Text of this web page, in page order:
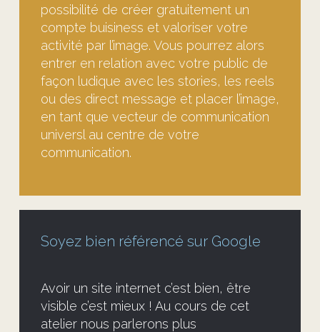
possibilité de créer gratuitement un
compte buisiness et valoriser votre
activité par l’image. Vous pourrez alors
entrer en relation avec votre public de
façon ludique avec les stories, les reels
ou des direct message et placer l’image,
en tant que vecteur de communication
universl au centre de votre
communication.
Soyez bien référencé sur Google
Avoir un site internet c’est bien, être
visible c’est mieux ! Au cours de cet
atelier nous parlerons plus